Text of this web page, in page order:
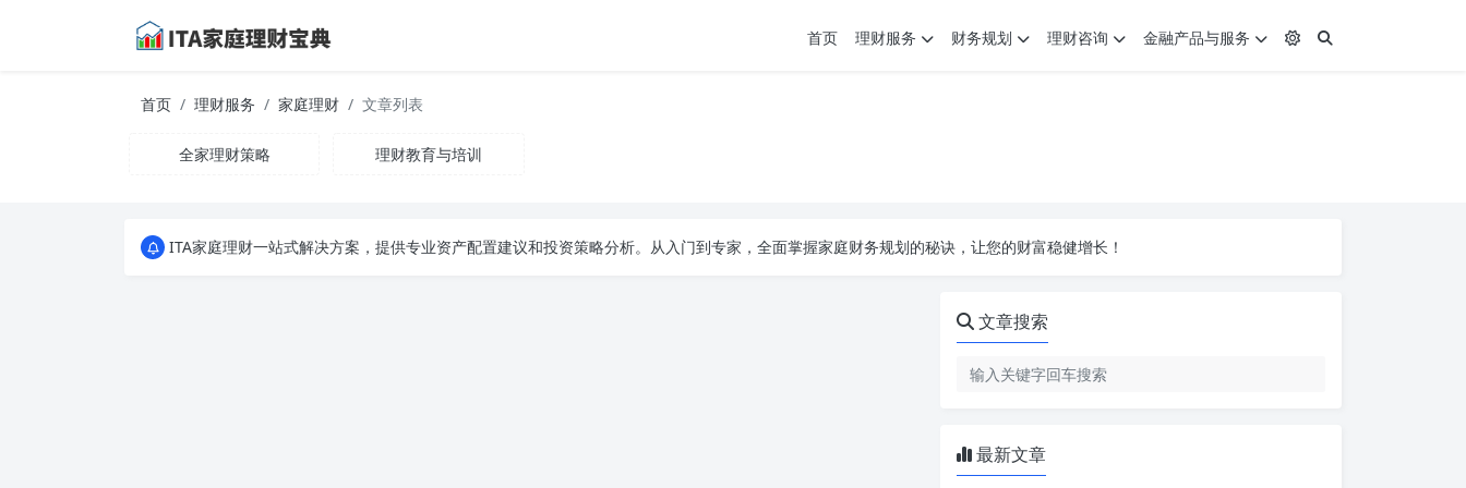
首页 理财服务 财务规划 理财咨询 金融产品与服务
首页 理财服务 家庭理财 文章列表
全家理财策略 理财教育与培训
ITA家庭理财一站式解决方案，提供专业资产配置建议和投资策略分析。从入门到专家，全面掌握家庭财务规划的秘诀，让您的财富稳健增长！
文章搜索
最新文章